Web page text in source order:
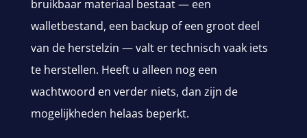
bruikbaar materiaal bestaat — een
walletbestand, een backup of een groot deel
van de herstelzin — valt er technisch vaak iets
te herstellen. Heeft u alleen nog een
wachtwoord en verder niets, dan zijn de
mogelijkheden helaas beperkt.